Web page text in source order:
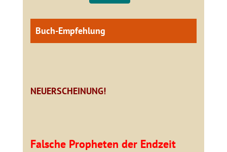
Buch-Empfehlung
NEUERSCHEINUNG!
Falsche Propheten der Endzeit